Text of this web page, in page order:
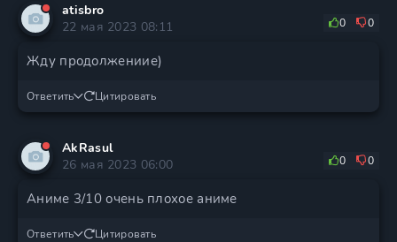
atisbro
22 мая 2023 08:11
0 0
Жду продолжениие)
Ответить Цитировать
AkRasul
26 мая 2023 06:00
0 0
Аниме 3/10 очень плохое аниме
Ответить Цитировать